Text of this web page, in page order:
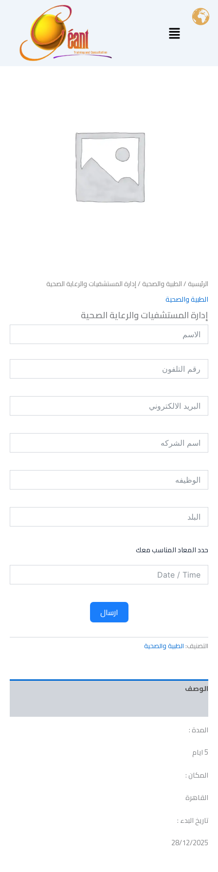
تخطي
المحتوى
القائمة
الرئيسية /الطبية والصحية / إدارة المستشفيات والرعاية الصحية
الطبية والصحية
إدارة المستشفيات والرعاية الصحية
حدد المعاد المناسب معك
ارسال
التصنيف: الطبية والصحية
الوصف
المدة :
5 ايام
المكان :
القاهرة
تاريخ البدء :
28/12/2025